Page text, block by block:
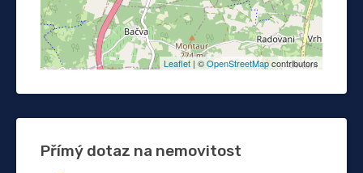
Leaflet| ©OpenStreetMapcontributors
Přímý dotaz na nemovitost